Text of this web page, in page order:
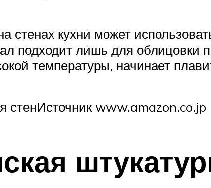
стенах кухни может
подходит лишь для облицовки
температуры, начинает
стенИсточник www.amazon.co.jp